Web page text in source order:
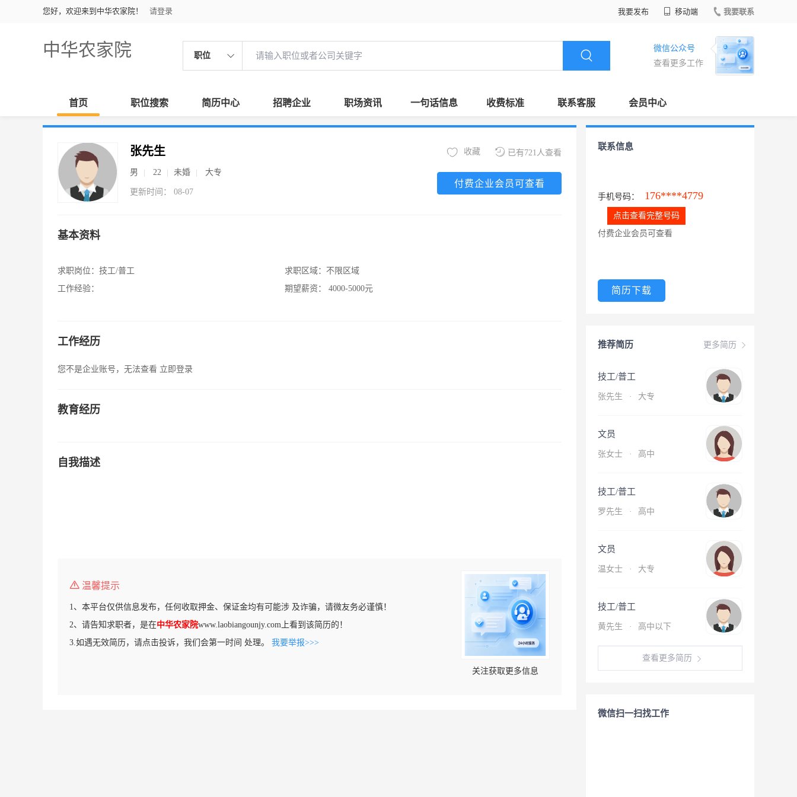
您好，欢迎来到中华农家院！ 请登录 我要发布 移动端 我要联系
中华农家院 职位
微信公众号
查看更多工作
首页 职位搜索 简历中心 招聘企业 职场资讯 一句话信息 收费标准 联系客服 会员中心
张先生
男 22 未婚 大专
更新时间： 08-07
已有721人查看
收藏
付费企业会员可查看
基本资料
求职岗位： 技工/普工
工作经验：
求职区域： 不限区域
期望薪资：
4000-5000元
工作经历
您不是企业账号，无法查看 立即登录
教育经历
自我描述
温馨提示
1、本平台仅供信息发布，任何收取押金、保证金均有可能涉 及诈骗，请微友务必谨慎！
2、请告知求职者，是在中华农家院www.laobiangounjy.com上看到该简历的！
3.如遇无效简历，请点击投诉，我们会第一时间 处理。 我要举报>>>
关注获取更多信息
联系信息
手机号码： 176****4779
点击查看完整号码
付费企业会员可查看
简历下载
更多简历
推荐简历
技工/普工
张先生 · 大专
文员
张女士 · 高中
技工/普工
罗先生 · 高中
文员
温女士 · 大专
技工/普工
黄先生 · 高中以下
查看更多简历
微信扫一扫找工作